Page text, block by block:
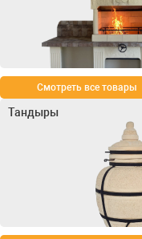
Смотреть все товары
Тандыры